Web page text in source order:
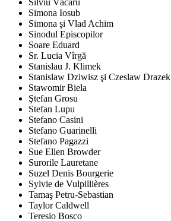
Silviu Văcaru
Simona Iosub
Simona şi Vlad Achim
Sinodul Episcopilor
Soare Eduard
Sr. Lucia Vîrgă
Stanislau J. Klimek
Stanislaw Dziwisz şi Czeslaw Drazek
Stawomir Biela
Ştefan Grosu
Stefan Lupu
Stefano Casini
Stefano Guarinelli
Stefano Pagazzi
Sue Ellen Browder
Surorile Lauretane
Suzel Denis Bourgerie
Sylvie de Vulpillières
Tamaş Petru-Sebastian
Taylor Caldwell
Teresio Bosco